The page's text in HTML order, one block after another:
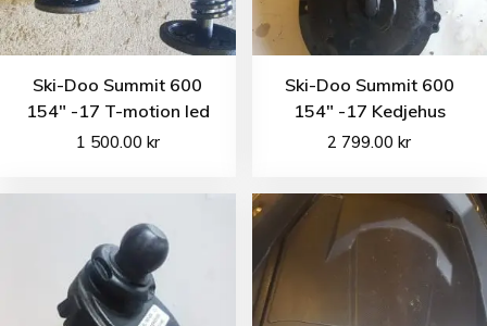
Ski-Doo Summit 600
154″ -17 T-motion led
1 500.00 kr
Ski-Doo Summit 600
154″ -17 Kedjehus
2 799.00kr